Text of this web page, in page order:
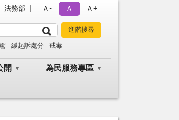
法務部 Ａ- Ａ Ａ+
緩起訴處分 戒毒
開 為民服務專區